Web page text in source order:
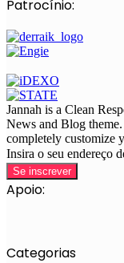
Patrocínio:
Jannah is a Clean
News and Blog
completely customize
Insira o seu endereço
Apoio:
Categorias